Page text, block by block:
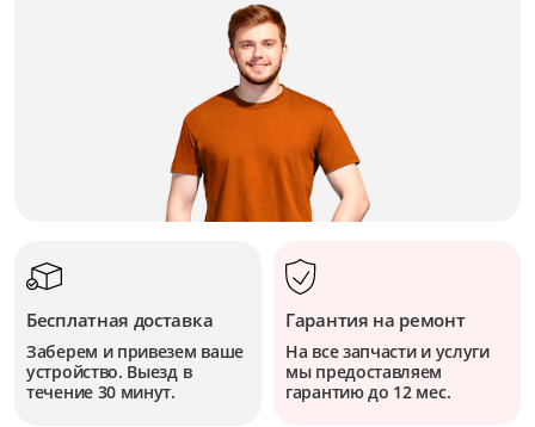
Бесплатная доставка
Заберем и привезем ваше
устройство. Выезд в
течение 30 минут.
Гарантия на ремонт
На все запчасти и услуги
мы предоставляем
гарантию до 12 мес.